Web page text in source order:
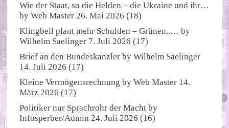
Wie der Staat, so die Helden – die Ukraine und ihr…
byWeb Master 26. Mai 2026 (18)
Klingbeil plant mehr Schulden – Grünen..… by
Wilhelm Saelinger 7. Juli 2026 (17)
Brief an den Bundeskanzler byWilhelm Saelinger
14. Juli 2026 (17)
Kleine Vermögensrechnung byWeb Master 14.
März 2026 (17)
Politiker nur Sprachrohr der Macht by
Infosperber/Admin 24. Juli 2026 (16)